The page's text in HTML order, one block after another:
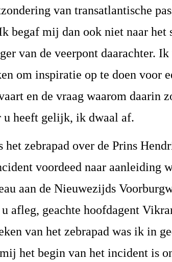
van transatlantische
begaf mij dan ook niet naar het
van de veerpont daarachter.
om inspiratie op te doen voor
en de vraag waarom daarin
u heeft gelijk, ik dwaal af.
het zebrapad over de Prins
voordeed naar aanleiding
aan de Nieuwezijds
afleg, geachte hoofdagent
van het zebrapad was ik in
het begin van het incident is